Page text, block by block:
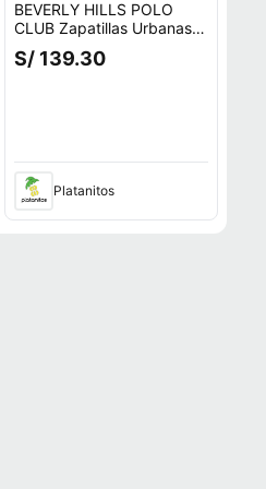
BEVERLY HILLS POLO
CLUB Zapatillas Urbanas
Hombre Mercury
S/ 139.30
Platanitos